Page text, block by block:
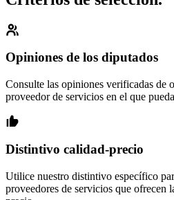
Opiniones de los diputados
Consulte las opiniones verificadas de
proveedor de servicios en el que
Distintivo calidad-precio
Utilice nuestro distintivo específico
proveedores de servicios que ofrecen